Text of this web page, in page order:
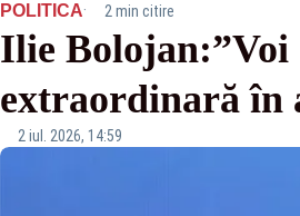
POLITICA· 2 min citire
Ilie Bolojan:”Voi
extraordinară în
2 iul. 2026, 14:59